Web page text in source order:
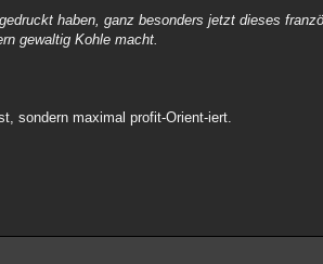
haben, ganz besonders jetzt dieses
gewaltig Kohle macht.
sondern maximal profit-Orient-iert.